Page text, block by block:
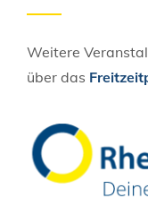
Weitere
über das